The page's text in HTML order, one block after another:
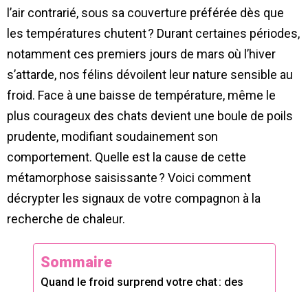
l’air contrarié, sous sa couverture préférée dès que
les températures chutent ? Durant certaines périodes,
notamment ces premiers jours de mars où l’hiver
s’attarde, nos félins dévoilent leur nature sensible au
froid. Face à une baisse de température, même le
plus courageux des chats devient une boule de poils
prudente, modifiant soudainement son
comportement. Quelle est la cause de cette
métamorphose saisissante ? Voici comment
décrypter les signaux de votre compagnon à la
recherche de chaleur.
Sommaire
Quand le froid surprend votre chat : des